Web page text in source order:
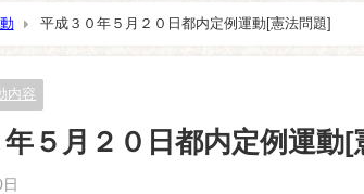
平成３０年５月２０日都内定例運動[憲法問題]
内容
５月２０日都内定例運動[